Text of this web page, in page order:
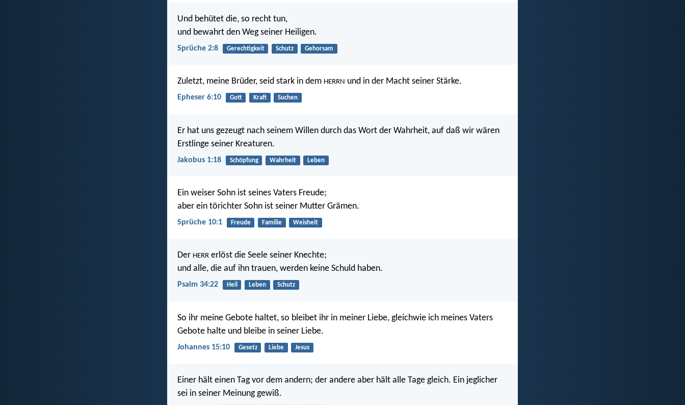
Und behütet die, so recht tun,
und bewahrt den Weg seiner Heiligen.
Sprüche 2:8 Gerechtigkeit Schutz Gehorsam
Zuletzt, meine Brüder, seid stark in dem HERRN und in der Macht seiner Stärke.
Epheser 6:10 Gott Kraft Suchen
Er hat uns gezeugt nach seinem Willen durch das Wort der Wahrheit, auf daß wir wären
Erstlinge seiner Kreaturen.
Jakobus 1:18 Schöpfung Wahrheit Leben
Ein weiser Sohn ist seines Vaters Freude;
aber ein törichter Sohn ist seiner Mutter Grämen.
Sprüche 10:1 Freude Familie Weisheit
Der HERR erlöst die Seele seiner Knechte;
und alle, die auf ihn trauen, werden keine Schuld haben.
Psalm 34:22 Heil Leben Schutz
So ihr meine Gebote haltet, so bleibet ihr in meiner Liebe, gleichwie ich meines Vaters
Gebote halte und bleibe in seiner Liebe.
Johannes 15:10 Gesetz Liebe Jesus
Einer hält einen Tag vor dem andern; der andere aber hält alle Tage gleich. Ein jeglicher
sei in seiner Meinung gewiß.